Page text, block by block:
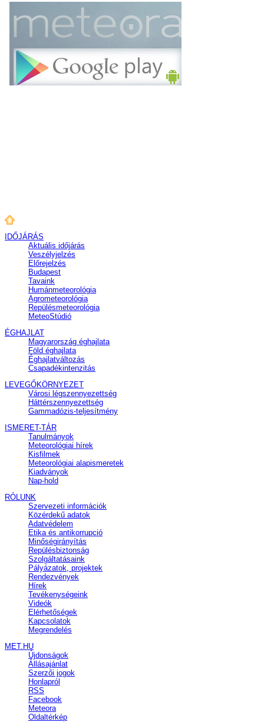
IDŐJÁRÁS
Aktuális időjárás
Veszélyjelzés
Előrejelzés
Budapest
Tavaink
Humánmeteorológia
Agrometeorológia
Repülésmeteorológia
MeteoStúdió
ÉGHAJLAT
Magyarország éghajlata
Föld éghajlata
Éghajlatváltozás
Csapadékintenzitás
LEVEGŐKÖRNYEZET
Városi légszennyezettség
Háttérszennyezettség
Gammadózis-teljesítmény
ISMERET-TÁR
Tanulmányok
Meteorológiai hírek
Kisfilmek
Meteorológiai alapismeretek
Kiadványok
Nap-hold
RÓLUNK
Szervezeti információk
Közérdekű adatok
Adatvédelem
Etika és antikorrupció
Minőségirányítás
Repülésbiztonság
Szolgáltatásaink
Pályázatok, projektek
Rendezvények
Hírek
Tevékenységeink
Videók
Elérhetőségek
Kapcsolatok
Megrendelés
MET.HU
Újdonságok
Állásajánlat
Szerzői jogok
Honlapról
RSS
Facebook
Meteora
Oldaltérkép